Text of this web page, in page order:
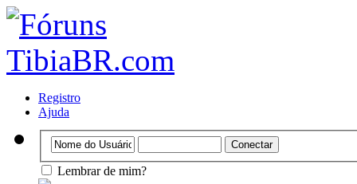
Registro
Ajuda
Lembrar de mim?